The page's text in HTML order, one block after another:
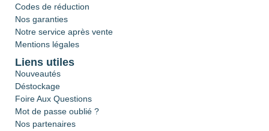
Codes de réduction
Nos garanties
Notre service après vente
Mentions légales
Liens utiles
Nouveautés
Déstockage
Foire Aux Questions
Mot de passe oublié ?
Nos partenaires